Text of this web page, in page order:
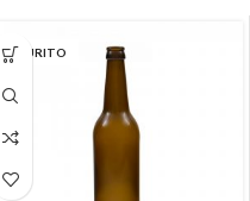
ESAURITO